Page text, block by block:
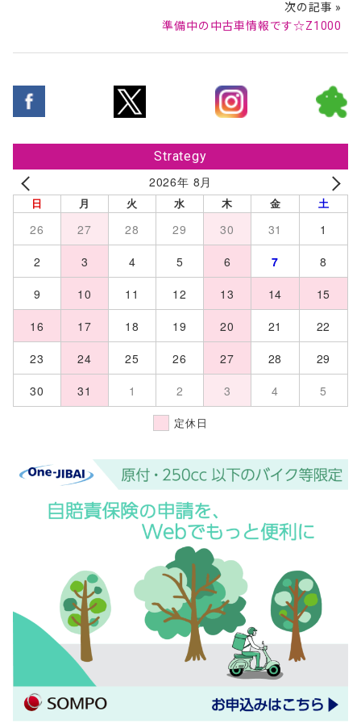
Strategy
2026年 8月
日 月 火 水 木 金 土
26 27 28 29 30 31
1
2
3 4 5 6 7
8
9
10 11 12 13 14
15
16
17 18 19 20 21
22
23
24 25 26 27 28
29
30
31 1 2 3 4 5
定休日
次の記事 »
準備中の中古車情報です☆Z1000